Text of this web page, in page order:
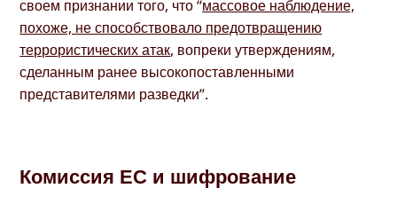
своем признании того, что “массовое наблюдение,
похоже, не способствовало предотвращению
террористических атак, вопреки утверждениям,
сделанным ранее высокопоставленными
представителями разведки”.
Комиссия ЕС и шифрование